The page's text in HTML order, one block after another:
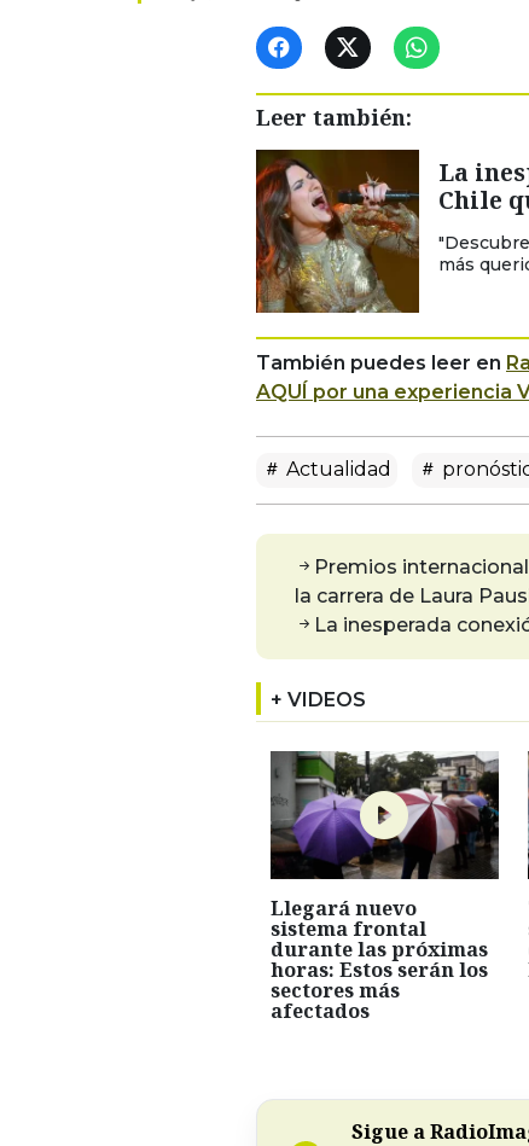
Leer también:
La
Chile
más
También puedes leer en
AQUÍ por una experiencia
Actualidad
Premios
la carrera de Laura
La inesperada
+ VIDEOS
Llegará nuevo
sistema frontal
durante las próximas
horas: Estos serán los
sectores más
afectados
Sigue a